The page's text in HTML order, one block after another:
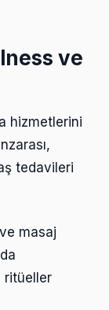
ve
hizmetlerini
tedavileri
masaj
ritüeller